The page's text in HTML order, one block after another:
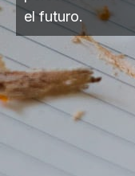
el futuro.